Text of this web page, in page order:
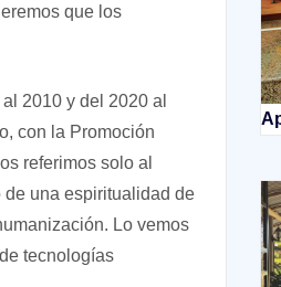
que los
2010 y del 2020 al
con la Promoción
referimos solo al
una espiritualidad de
Lo vemos
tecnologías